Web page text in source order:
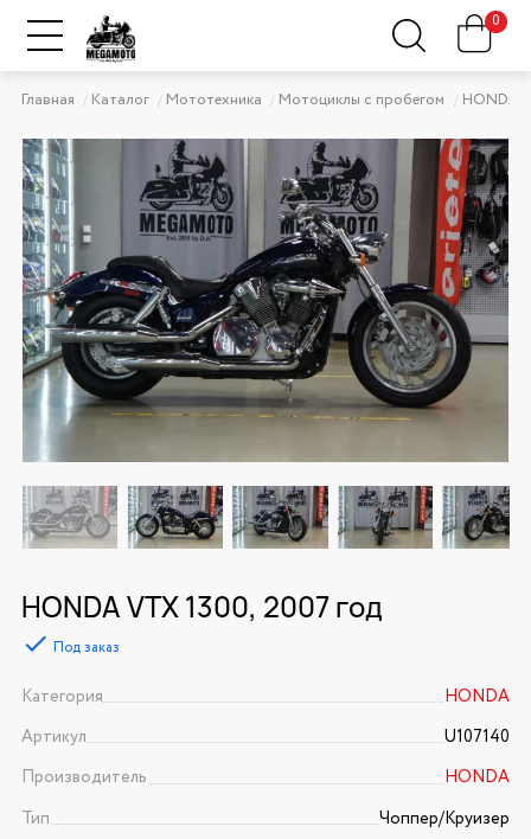
0
Главная Каталог Мототехника Мотоциклы с пробегом HONDA
HONDA VTX 1300, 2007 год
Под заказ
Категория
HONDA
Артикул
U107140
Производитель
HONDA
Тип
Чоппер/Круизер